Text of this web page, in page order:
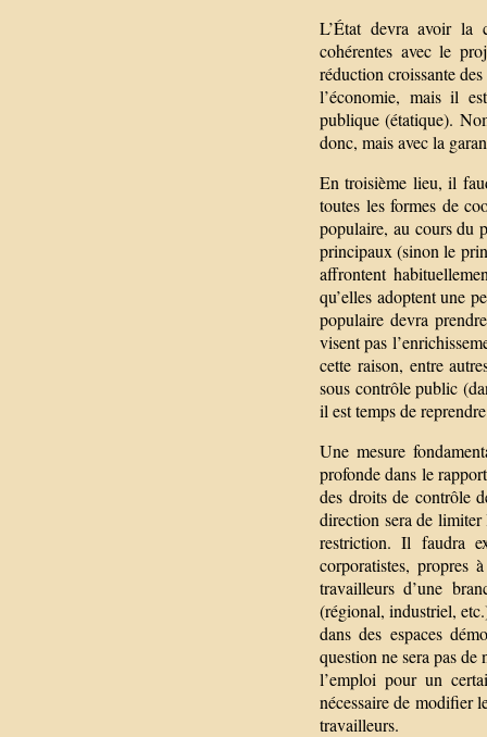
L’État devra avoir la
cohérentes avec le
réduction croissante
l’économie, mais il
publique (étatique).
donc, mais avec la
En troisième lieu, il
toutes les formes de
populaire, au cours du
principaux (sinon le
affrontent
qu’elles adoptent une
populaire devra
visent pas
cette raison, entre
sous contrôle public
il est temps de
Une mesure
profonde dans le
des droits de contrôle
direction sera de
restriction. Il faudra
corporatistes, propres
travailleurs d’une
(régional, industriel,
dans des espaces
question ne sera pas de
l’emploi pour un
nécessaire de modifier
travailleurs.